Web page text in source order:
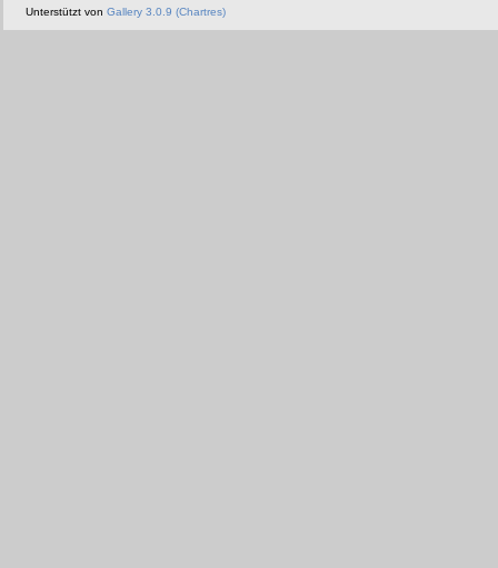
Unterstützt von Gallery 3.0.9 (Chartres)